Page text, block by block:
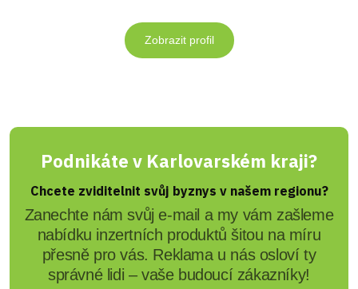
Zobrazit profil
Podnikáte v Karlovarském kraji?
Chcete zviditelnit svůj byznys v našem regionu?
Zanechte nám svůj e-mail a my vám zašleme
nabídku inzertních produktů šitou na míru
přesně pro vás. Reklama u nás osloví ty
správné lidi – vaše budoucí zákazníky!